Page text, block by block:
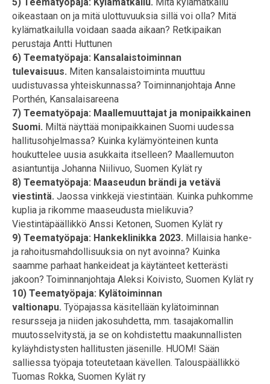
oikeastaan on ja mitä ulottuvuuksia sillä voi olla? Mitä
kylämatkailulla voidaan saada aikaan? Retkipaikan
perustaja Antti Huttunen
6) Teematyöpaja: Kansalaistoiminnan
tulevaisuus. Miten kansalaistoiminta muuttuu
uudistuvassa yhteiskunnassa? Toiminnanjohtaja Anne
Porthén, Kansalaisareena
7) Teematyöpaja: Maallemuuttajat ja monipaikkainen
Suomi. Miltä näyttää monipaikkainen Suomi uudessa
hallitusohjelmassa? Kuinka kylämyönteinen kunta
houkuttelee uusia asukkaita itselleen? Maallemuuton
asiantuntija Johanna Niilivuo, Suomen Kylät ry
8) Teematyöpaja: Maaseudun brändi ja vetävä
viestintä. Jaossa vinkkejä viestintään. Kuinka puhkomme
kuplia ja rikomme maaseudusta mielikuvia?
Viestintäpäällikkö Anssi Ketonen, Suomen Kylät ry
9) Teematyöpaja: Hankeklinikka 2023. Millaisia hanke-
ja rahoitusmahdollisuuksia on nyt avoinna? Kuinka
saamme parhaat hankeideat ja käytänteet ketterästi
jakoon? Toiminnanjohtaja Aleksi Koivisto, Suomen Kylät ry
10) Teematyöpaja: Kylätoiminnan
valtionapu. Työpajassa käsitellään kylätoiminnan
resursseja ja niiden jakosuhdetta, mm. tasajakomallin
muutosselvitystä, ja se on kohdistettu maakunnallisten
kyläyhdistysten hallitusten jäsenille. HUOM! Sään
salliessa työpaja toteutetaan kävellen. Talouspäällikkö
Tuomas Rokka, Suomen Kylät ry